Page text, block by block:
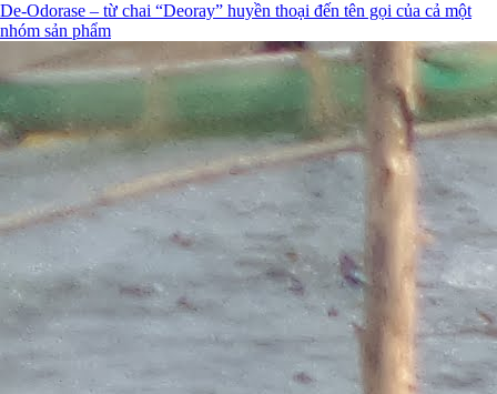
De-Odorase – từ chai “Deoray” huyền thoại đến tên gọi của cả một
nhóm sản phẩm